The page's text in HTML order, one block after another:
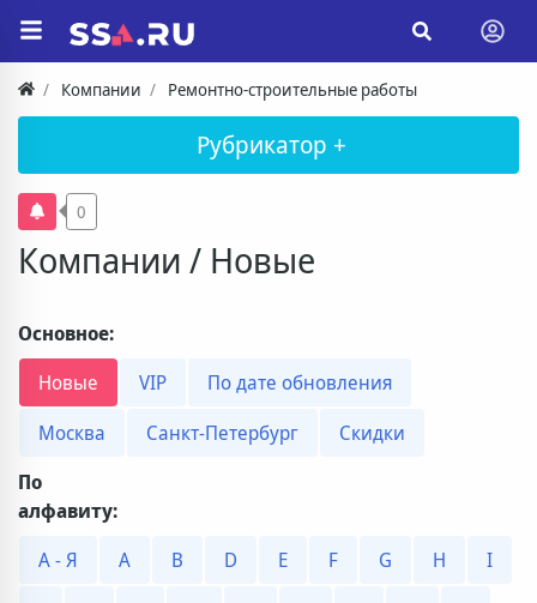
Компании Ремонтно-строительные работы
Рубрикатор +
Компании / Новые
0
Основное:
Новые
VIP
По дате обновления
Москва
Санкт-Петербург
Скидки
По
алфавиту:
А - Я
A B D E F G H
I